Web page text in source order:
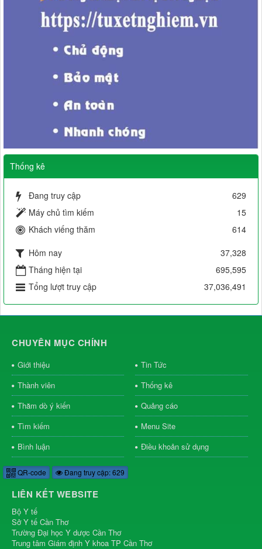
Thống kê
Đang truy cập
629
Máy chủ tìm kiếm
15
Khách viếng thăm
614
Hôm nay
37,328
Tháng hiện tại
695,595
Tổng lượt truy cập
37,036,491
CHUYÊN MỤC CHÍNH
Giới thiệu
Tin Tức
Thành viên
Thống kê
Thăm dò ý kiến
Quảng cáo
Tìm kiếm
Menu Site
Bình luận
Điều khoản sử dụng
QR-code Đang truy cập: 629
LIÊN KẾT WEBSITE
Bộ Y tế
Sở Y tế Cần Thơ
Trường Đại học Y dược Cần Thơ
Trung tâm Giám định Y khoa TP Cần Thơ